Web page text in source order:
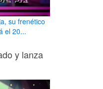
su frenético
el 20...
y lanza